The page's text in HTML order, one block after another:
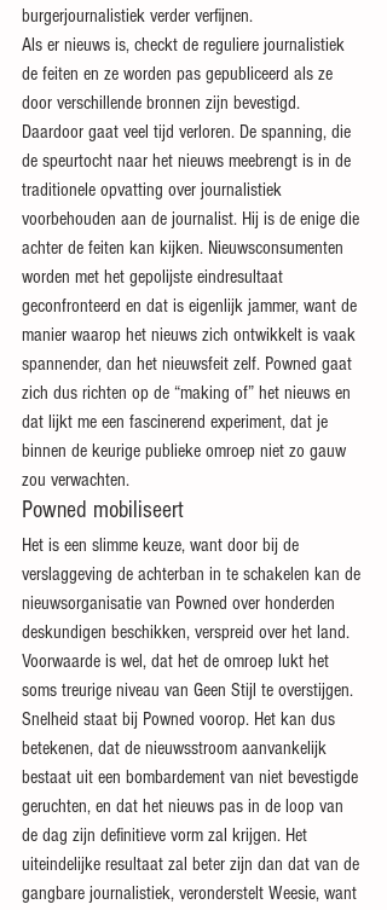
burgerjournalistiek verder verfijnen.
Als er nieuws is, checkt de reguliere journalistiek
de feiten en ze worden pas gepubliceerd als ze
door verschillende bronnen zijn bevestigd.
Daardoor gaat veel tijd verloren. De spanning, die
de speurtocht naar het nieuws meebrengt is in de
traditionele opvatting over journalistiek
voorbehouden aan de journalist. Hij is de enige die
achter de feiten kan kijken. Nieuwsconsumenten
worden met het gepolijste eindresultaat
geconfronteerd en dat is eigenlijk jammer, want de
manier waarop het nieuws zich ontwikkelt is vaak
spannender, dan het nieuwsfeit zelf. Powned gaat
zich dus richten op de “making of” het nieuws en
dat lijkt me een fascinerend experiment, dat je
binnen de keurige publieke omroep niet zo gauw
zou verwachten.
Powned mobiliseert
Het is een slimme keuze, want door bij de
verslaggeving de achterban in te schakelen kan de
nieuwsorganisatie van Powned over honderden
deskundigen beschikken, verspreid over het land.
Voorwaarde is wel, dat het de omroep lukt het
soms treurige niveau van Geen Stijl te overstijgen.
Snelheid staat bij Powned voorop. Het kan dus
betekenen, dat de nieuwsstroom aanvankelijk
bestaat uit een bombardement van niet bevestigde
geruchten, en dat het nieuws pas in de loop van
de dag zijn definitieve vorm zal krijgen. Het
uiteindelijke resultaat zal beter zijn dan dat van de
gangbare journalistiek, veronderstelt Weesie, want